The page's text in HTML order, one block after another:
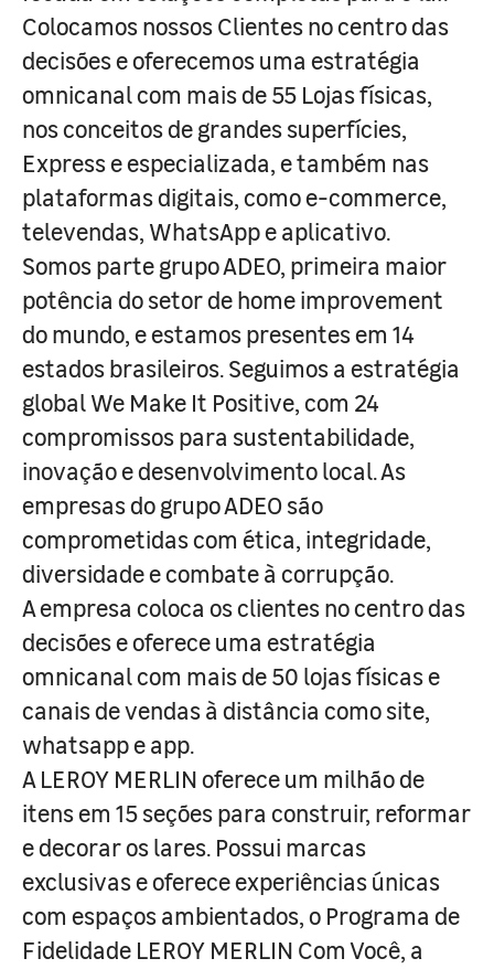
Colocamos nossos Clientes no centro das
decisões e oferecemos uma estratégia
omnicanal com mais de 55 Lojas físicas,
nos conceitos de grandes superfícies,
Express e especializada, e também nas
plataformas digitais, como e-commerce,
televendas, WhatsApp e aplicativo.
Somos parte grupo ADEO, primeira maior
potência do setor de home improvement
do mundo, e estamos presentes em 14
estados brasileiros. Seguimos a estratégia
global We Make It Positive, com 24
compromissos para sustentabilidade,
inovação e desenvolvimento local. As
empresas do grupo ADEO são
comprometidas com ética, integridade,
diversidade e combate à corrupção.
A empresa coloca os clientes no centro das
decisões e oferece uma estratégia
omnicanal com mais de 50 lojas físicas e
canais de vendas à distância como site,
whatsapp e app.
A LEROY MERLIN oferece um milhão de
itens em 15 seções para construir, reformar
e decorar os lares. Possui marcas
exclusivas e oferece experiências únicas
com espaços ambientados, o Programa de
Fidelidade LEROY MERLIN Com Você, a